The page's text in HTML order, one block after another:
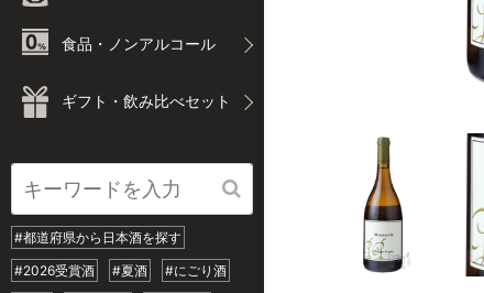
食品・ノンアルコール
ギフト・飲み比べセット
#都道府県から日本酒を探す
#2026受賞酒
#夏酒
#にごり酒